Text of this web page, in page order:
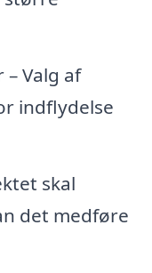
Valg af
indflydelse
skal
det medføre